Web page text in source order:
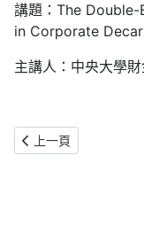
講題：The
in Corporate
主講人：中央大學
上一篇文章: 【財金
上一頁